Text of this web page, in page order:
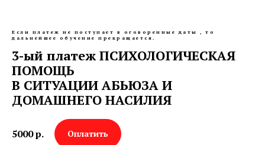
Если платеж не поступает в оговоренные даты , то
дальнейшее обучение прекращается.
3-ый платеж ПСИХОЛОГИЧЕСКАЯ
ПОМОЩЬ
В СИТУАЦИИ АБЬЮЗА И
ДОМАШНЕГО НАСИЛИЯ
5000р. Оплатить